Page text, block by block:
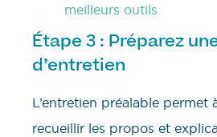
meilleurs outils
Étape 3 : Préparez
d’entretien
L’entretien préalable permet
recueillir les propos et